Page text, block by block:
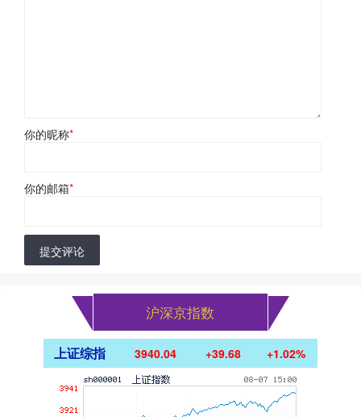
你的昵称*
你的邮箱*
提交评论
沪深京指数
上证综指 3940.04 +39.68 +1.02%